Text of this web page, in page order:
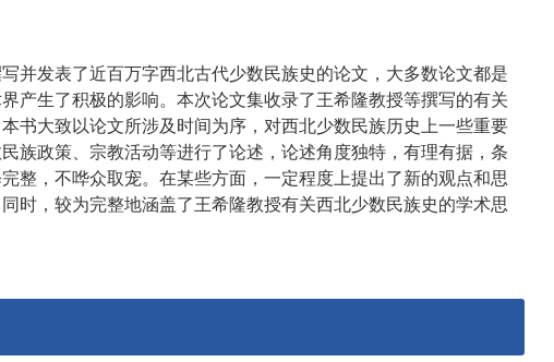
并发表了近百万字西北古代少数民族史的论文，大多数论文都是
产生了积极的影响。本次论文集收录了王希隆教授等撰写的有关
书大致以论文所涉及时间为序，对西北少数民族历史上一些重要
族政策、宗教活动等进行了论述，论述角度独特，有理有据，条
整，不哗众取宠。在某些方面，一定程度上提出了新的观点和思
时，较为完整地涵盖了王希隆教授有关西北少数民族史的学术思